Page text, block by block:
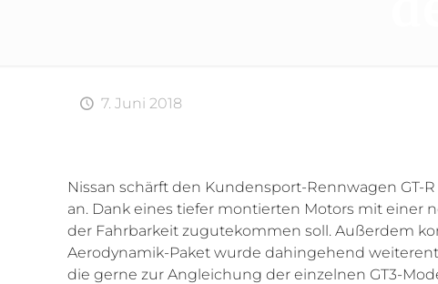
7. Juni 2018
Nissan schärft den Kundensport-Rennwagen GT-
an. Dank eines tiefer montierten Motors mit einer
der Fahrbarkeit zugutekommen soll. Außerdem
Aerodynamik-Paket wurde dahingehend
die gerne zur Angleichung der einzelnen GT3-